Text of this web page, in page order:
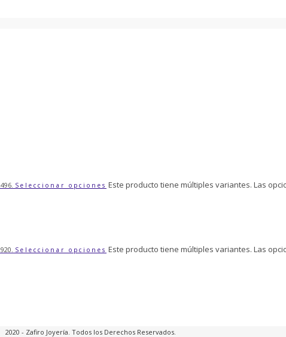
Seleccionar opciones Este producto tiene múltiples variantes. Las
Seleccionar opciones Este producto tiene múltiples variantes. Las
2020 - Zafiro Joyería. Todos los Derechos Reservados.